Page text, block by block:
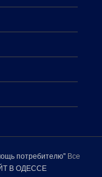
потребителю" Все
В ОДЕССЕ